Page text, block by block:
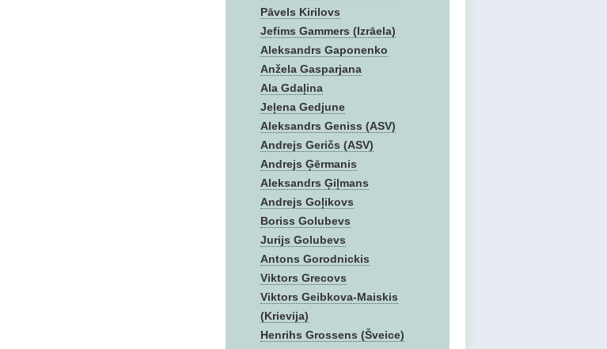
Pāvels Kirilovs
Jefims Gammers (Izrāela)
Aleksandrs Gaponenko
Anžela Gasparjana
Ala Gdaļina
Jeļena Gedjune
Aleksandrs Geniss (ASV)
Andrejs Geričs (ASV)
Andrejs Ģērmanis
Aleksandrs Ģiļmans
Andrejs Goļikovs
Boriss Golubevs
Jurijs Golubevs
Antons Gorodnickis
Viktors Grecovs
Viktors Geibkova-Maiskis
(Krievija)
Henrihs Grossens (Šveice)